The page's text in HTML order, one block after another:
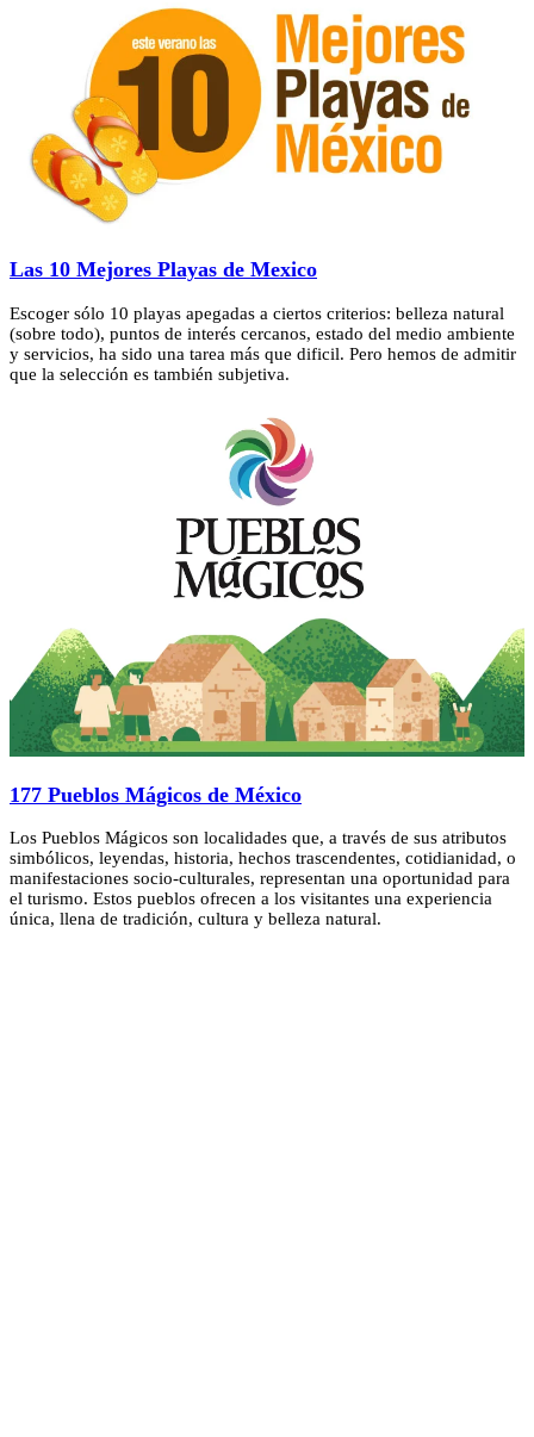
Las 10 Mejores Playas de Mexico
Escoger sólo 10 playas apegadas a ciertos criterios: belleza natural
(sobre todo), puntos de interés cercanos, estado del medio ambiente
y servicios, ha sido una tarea más que dificil. Pero hemos de admitir
que la selección es también subjetiva.
177 Pueblos Mágicos de México
Los Pueblos Mágicos son localidades que, a través de sus atributos
simbólicos, leyendas, historia, hechos trascendentes, cotidianidad, o
manifestaciones socio-culturales, representan una oportunidad para
el turismo. Estos pueblos ofrecen a los visitantes una experiencia
única, llena de tradición, cultura y belleza natural.